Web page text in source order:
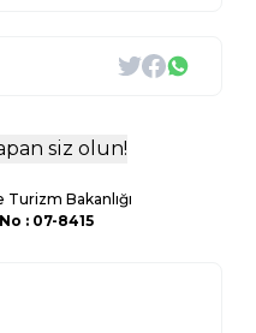
siz olun!
Turizm Bakanlığı
No : 07-8415